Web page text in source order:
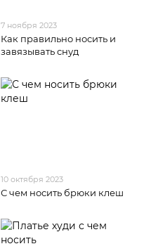
7 ноября 2023
Как правильно носить и
завязывать снуд
10 октября 2023
С чем носить брюки клеш